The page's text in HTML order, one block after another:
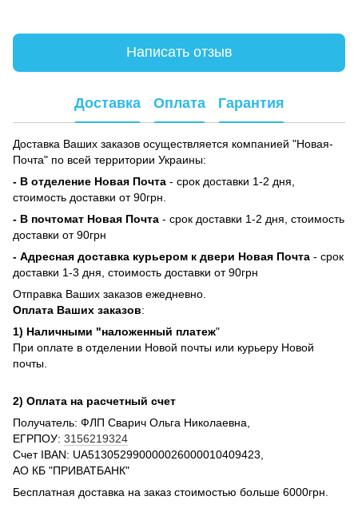
Написать отзыв
Доставка Оплата Гарантия
Доставка Ваших заказов осуществляется компанией "Новая-
Почта" по всей территории Украины:
- В отделение Новая Почта - срок доставки 1-2 дня,
стоимость доставки от 90грн.
- В почтомат Новая Почта - срок доставки 1-2 дня, стоимость
доставки от 90грн
- Адресная доставка курьером к двери Новая Почта - срок
доставки 1-3 дня, стоимость доставки от 90грн
Отправка Ваших заказов ежедневно.
Оплата Ваших заказов:
1) Наличными "наложенный платеж"
При оплате в отделении Новой почты или курьеру Новой
почты.
2) Оплата на расчетный счет
Получатель: ФЛП Сварич Ольга Николаевна,
ЕГРПОУ: 3156219324
Счет IBAN: UA513052990000026000010409423,
АО КБ "ПРИВАТБАНК"
Бесплатная доставка на заказ стоимостью больше 6000грн.